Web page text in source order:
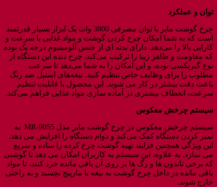
توان و عملکرد
چرخ گوشت مایر با توان مصرفی 3800 وات یک ابزار بسیار قدرتمند
است که به شما امکان چرخ کردن گوشت و مواد غذایی با سرعت و
کارایی بالا را می‌دهد. دارای بدنه‌ ای از جنس آلومینیوم درجه یک بوده
که مقاومت و ظاهر زیبا را ترکیب می‌کند. چرخ دنده این دستگاه از
نوع گیربکسی بوده، و این امکان را به شما می‌دهد تا سرعت
مطلوب را برای وظایف خاص تنظیم کنید. تیغه‌های استیل ضد زنگ
باعث دقت بیشتر در کار می ‌شوند. این محصول با قابلیت تنظیم
سرعت، انعطاف بیشتری در آماده ‌سازی مواد غذایی فراهم می‌کند.
سیستم چرخش معکوس
سیستم چرخش معکوس در چرخ گوشت مایر مدل MR-9055 به
تمیز کردن دستگاه کمک می‌کند و دوام دستگاه را افزایش می ‌دهد.
این ویژگی همچنین فرایند تهیه گوشت چرخ کرده را ساده و سریع
می ‌سازد. به علاوه، این سیستم به کاربران امکان می ‌دهد تا گوشتی
که برخی تاندون ‌ها و رگ‌ ها بر روی آن باقی مانده خرد کنند، تا مواد
باقی مانده در داخل چرخ گوشت به تیغه یا مارپیچ نچسبد و به راحتی
خارج شوند.